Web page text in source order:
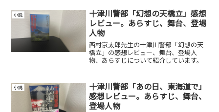
小説
十津川警部「幻想の天橋立」感想
レビュー。あらすじ、舞台、登場
人物
西村京太郎先生の十津川警部「幻想の天
橋立」の感想レビュー、舞台、登場人
物、あらすじについて紹介しています。
小説
十津川警部「あの日、東海道で」
感想レビュー。あらすじ、舞台、
登場人物